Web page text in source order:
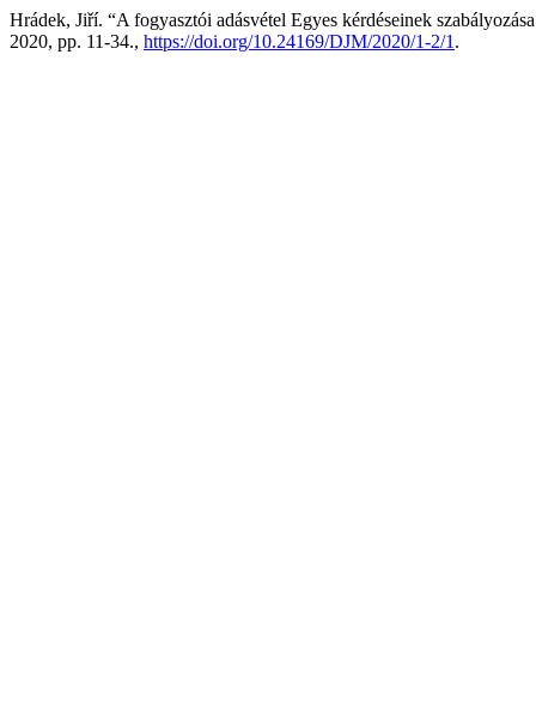
Hrádek, Jiří. “A fogyasztói adásvétel Egyes kérdéseinek
2020, pp. 11-34., https://doi.org/10.24169/DJM/2020/1-2/1 .